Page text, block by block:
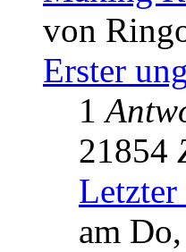
von
Erster
1
21854
am